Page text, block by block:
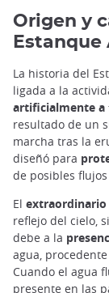
Origen y
Estanque
La historia del
ligada a la
artificialmente a
resultado de un
marcha tras la
diseñó para
de posibles
El extraordinario
reflejo del cielo,
debe a la
agua,
Cuando el agua
presente en las